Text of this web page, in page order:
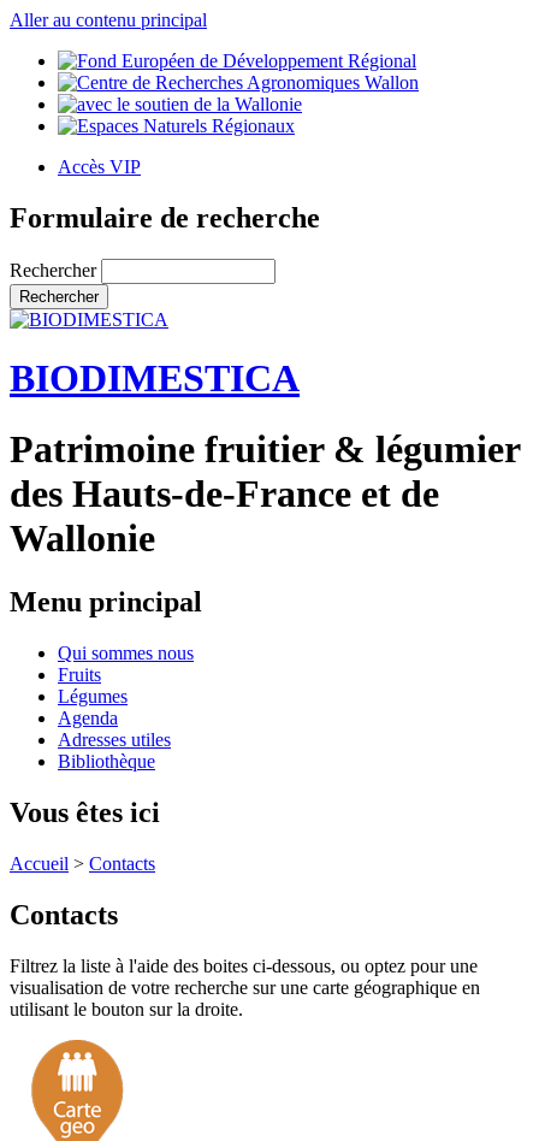
Aller au contenu principal
Accès VIP
Formulaire de recherche
Rechercher
BIODIMESTICA
Patrimoine fruitier & légumier
des Hauts-de-France et de
Wallonie
Menu principal
Qui sommes nous
Fruits
Légumes
Agenda
Adresses utiles
Bibliothèque
Vous êtes ici
Accueil > Contacts
Contacts
Filtrez la liste à l'aide des boites ci-dessous, ou optez pour une
visualisation de votre recherche sur une carte géographique en
utilisant le bouton sur la droite.